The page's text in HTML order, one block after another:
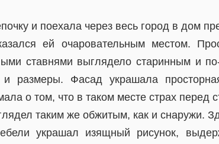
и поехала через весь город в дом
ей очаровательным местом.
ставнями выглядело старинным и
размеры. Фасад украшала
о том, что в таком месте страх перед
таким же обжитым, как и снаружи.
украшал изящный рисунок,